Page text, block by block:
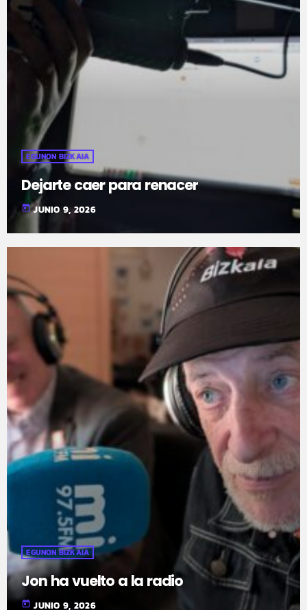
EGUNON BIZKAIA
Dejarte caer para renacer
today JUNIO 9, 2026
EGUNON BIZKAIA
Jon ha vuelto a la radio
today JUNIO 9, 2026